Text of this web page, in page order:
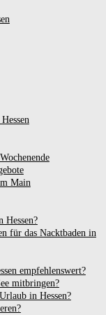
Main
Hessen?
für das Nacktbaden in
empfehlenswert?
mitbringen?
in Hessen?